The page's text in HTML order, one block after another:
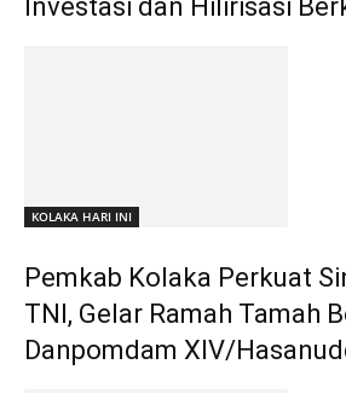
Investasi dan Hilirisasi
KOLAKA HARI INI
Pemkab Kolaka Perkuat
TNI, Gelar Ramah Tamah
Danpomdam XIV/